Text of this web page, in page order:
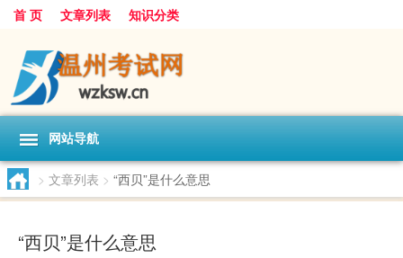
首 页 文章列表 知识分类
网站导航
> 文章列表 > “西贝”是什么意思
“西贝”是什么意思